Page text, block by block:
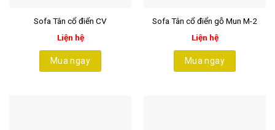
Sofa Tân cổ điển CV
Liện hệ
Mua ngay
Sofa Tân cổ điển gỗ Mun M-2
Liện hệ
Mua ngay